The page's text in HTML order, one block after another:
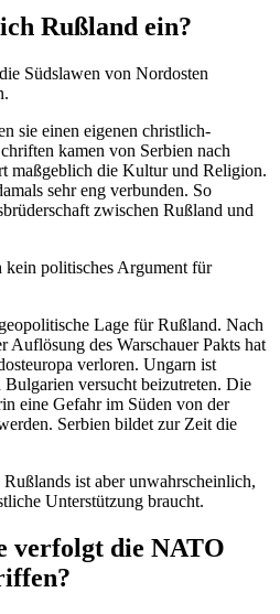
Rußland ein?
Südslawen von Nordosten
sie einen eigenen christlich-
kamen von Serbien nach
maßgeblich die Kultur und Religion.
sehr eng verbunden. So
zwischen Rußland und
politisches Argument für
Lage für Rußland. Nach
Auflösung des Warschauer Pakts hat
verloren. Ungarn ist
versucht beizutreten. Die
eine Gefahr im Süden von der
Serbien bildet zur Zeit die
ist aber unwahrscheinlich,
Unterstützung braucht.
verfolgt die NATO